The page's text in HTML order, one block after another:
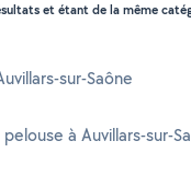
et étant de la même
sur-Saône
à Auvillars-sur-